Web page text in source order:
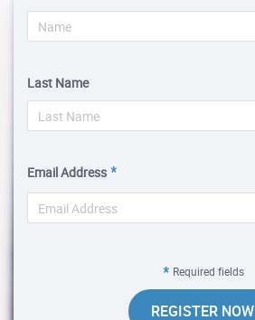
Last Name
Email Address
Required fields
REGISTER NOW